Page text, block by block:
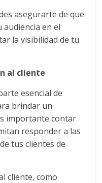
asegurarte de que
en el
la visibilidad de tu
al cliente
esencial de
brindar un
importante contar
responder a las
tus clientes de
cliente, como